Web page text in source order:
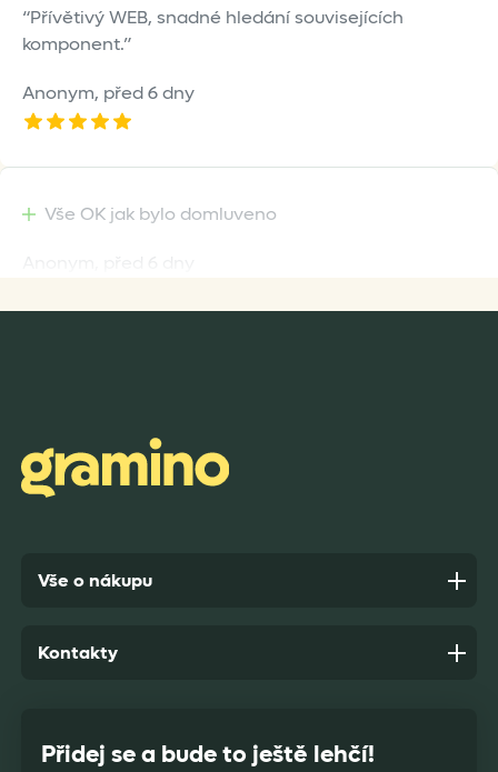
Přívětivý WEB, snadné hledání souvisejících
komponent.
Anonym, před 6 dny
Vše OK jak bylo domluveno
Anonym,před 8 dny
Vše o nákupu
Přidej se a bude to ještě lehčí!
Kontakty